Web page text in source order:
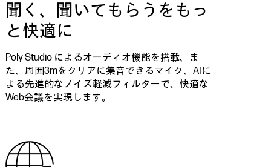
聞く、聞いてもらうをもっ
と快適に
Poly Studio によるオーディオ機能を搭載、ま
た、周囲3mをクリアに集音できるマイク、AIに
よる先進的なノイズ軽減フィルターで、快適な
Web会議を実現します。